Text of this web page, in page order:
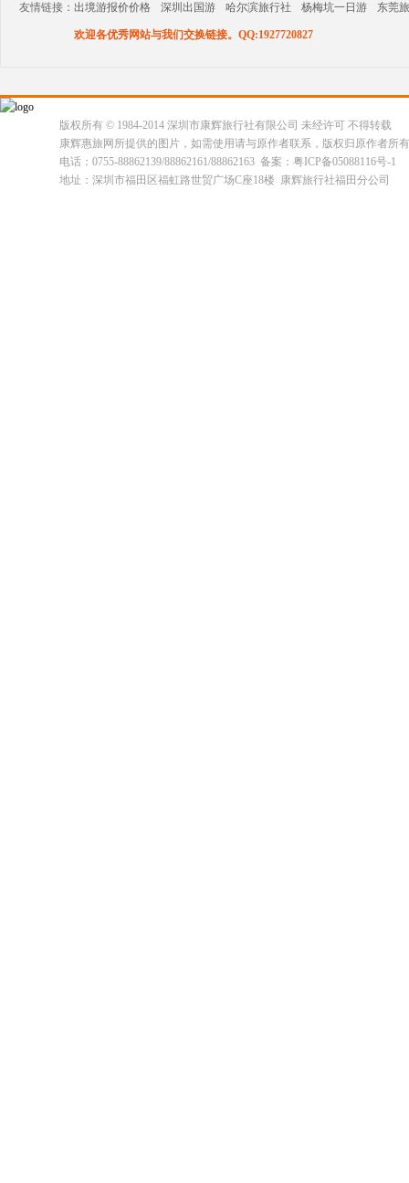
友情链接： 出境游报价价格 深圳出国游 哈尔滨旅行社 杨梅坑一日游 东莞
欢迎各优秀网站与我们交换链接。QQ:1927720827
版权所有 © 1984-2014 深圳市康辉旅行社有限公司 未经许可 不得转载
康辉惠旅网所提供的图片，如需使用请与原作者联系，版权归原作者所
电话：0755-88862139/88862161/88862163 备案：粤ICP备05088116号-1
地址：深圳市福田区福虹路世贸广场C座18楼 康辉旅行社福田分公司